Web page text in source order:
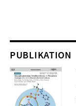
PUBLIKATION